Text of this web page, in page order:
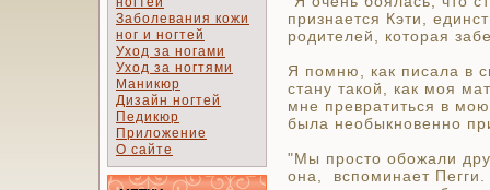
Заболевания кожи
ног и ногтей
Уход за ногами
Уход за ногтями
Маникюр
Дизайн ногтей
Педикюр
Приложение
О сайте
признается Кэти,
родителей, которая
Я помню, как писала в
стану такой, как моя
мне превратиться в
была необыкновенно
"Мы просто обожали
она, вспоминает